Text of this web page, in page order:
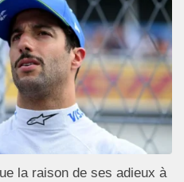
la raison de ses adieux à